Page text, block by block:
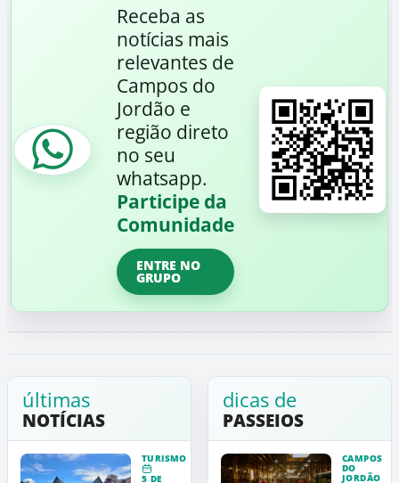
Receba as
notícias mais
relevantes de
Campos do
Jordão e
região direto
no seu
whatsapp.
Participe da
Comunidade
ENTRE NO
GRUPO
últimas
NOTÍCIAS
TURISMO
5 DE
dicas de
PASSEIOS
CAMPOS
DO
JORDÃO